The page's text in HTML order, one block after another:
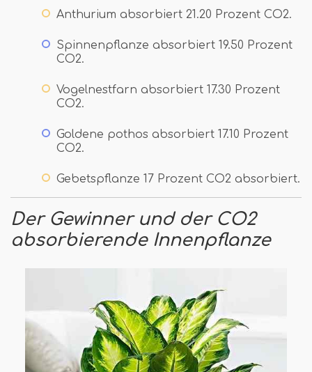
Anthurium absorbiert 21.20 Prozent CO2.
Spinnenpflanze absorbiert 19.50 Prozent
CO2.
Vogelnestfarn absorbiert 17.30 Prozent
CO2.
Goldene pothos absorbiert 17.10 Prozent
CO2.
Gebetspflanze 17 Prozent CO2 absorbiert.
Der Gewinner und der CO2
absorbierende Innenpflanze